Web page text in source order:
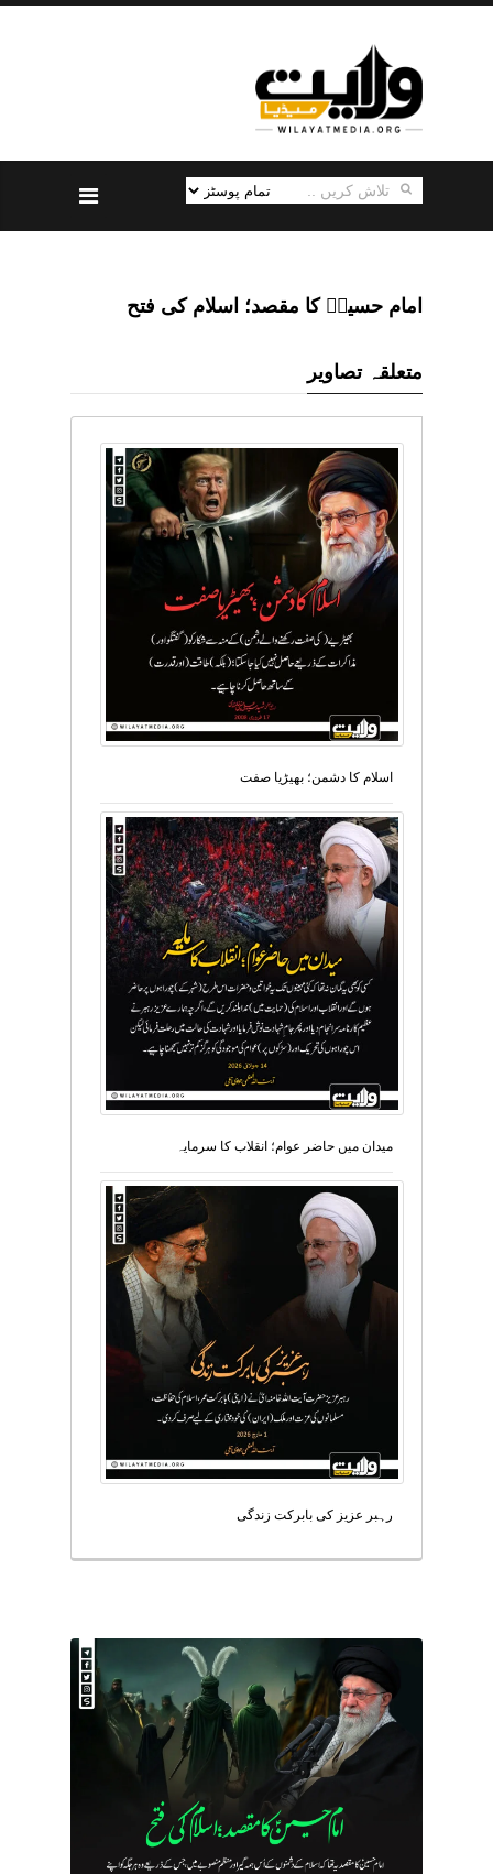
امام حسینؑ کا مقصد؛ اسلام کی فتح
متعلقہ تصاویر
اسلام کا دشمن؛ بھیڑیا صفت
میدان میں حاضر عوام؛ انقلاب کا سرمایہ
رہبر عزیز کی بابرکت زندگی